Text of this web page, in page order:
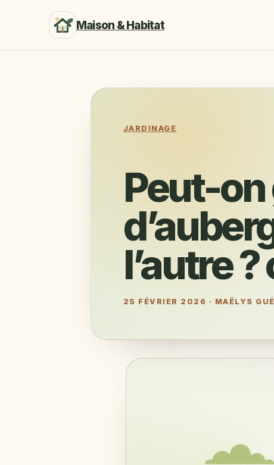
Maison & Habitat
JARDINAGE
Peut-on
l’autre
25 FÉVRIER 2026 · MAËLYS